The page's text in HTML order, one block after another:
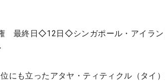
最終日◇12日◇シンガポール・アイラン
にも立ったアタヤ・ティティクル（タイ